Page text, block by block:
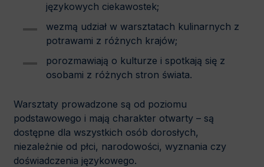
językowych ciekawostek;
wezmą udział w warsztatach kulinarnych z
potrawami z różnych krajów;
porozmawiają o kulturze i spotkają się z
osobami z różnych stron świata.
Warsztaty prowadzone są od poziomu
podstawowego i mają charakter otwarty – są
dostępne dla wszystkich osób dorosłych,
niezależnie od płci, narodowości, wyznania czy
doświadczenia językowego.